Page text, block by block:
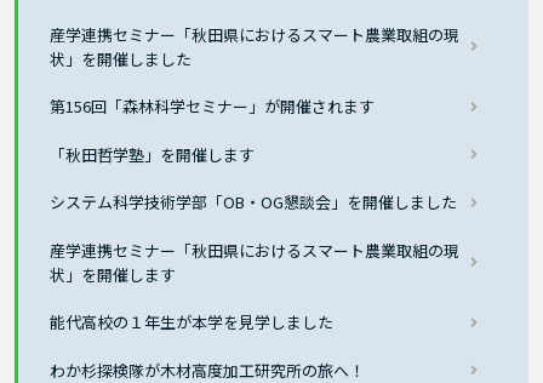
産学連携セミナー「秋田県におけるスマート農業取組の現
状」を開催しました
第156回「森林科学セミナー」が開催されます
「秋田哲学塾」を開催します
システム科学技術学部「OB・OG懇談会」を開催しました
産学連携セミナー「秋田県におけるスマート農業取組の現
状」を開催します
能代高校の１年生が本学を見学しました
わか杉探検隊が木材高度加工研究所の旅へ！